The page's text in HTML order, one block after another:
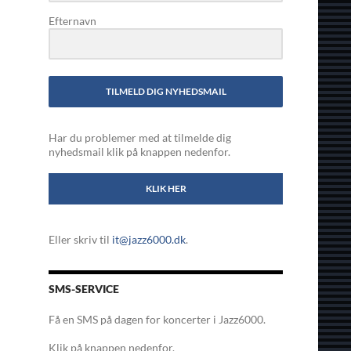
Efternavn
TILMELD DIG NYHEDSMAIL
Har du problemer med at tilmelde dig
nyhedsmail klik på knappen nedenfor.
KLIK HER
Eller skriv til it@jazz6000.dk.
SMS-SERVICE
Få en SMS på dagen for koncerter i Jazz6000.
Klik på knappen nedenfor.